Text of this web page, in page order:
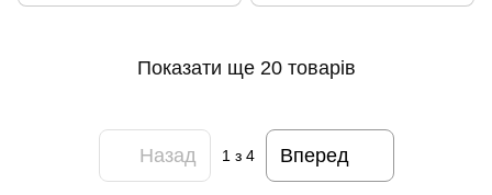
Показати ще 20 товарів
Назад 1з 4 Вперед